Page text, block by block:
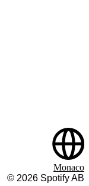
© 2026 Spotify AB
Monaco